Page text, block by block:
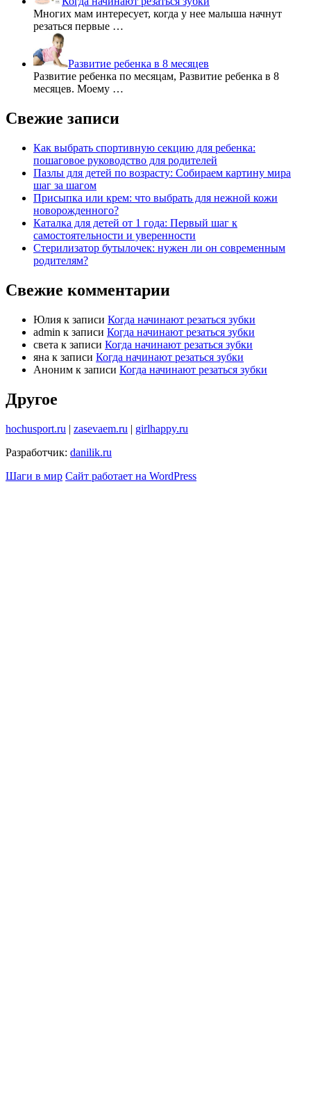
Многих мам интересует, когда у нее малыша начнут
резаться первые …
Развитие ребенка в 8 месяцев
Развитие ребенка по месяцам, Развитие ребенка в 8
месяцев. Моему …
Свежие записи
Как выбрать спортивную секцию для ребенка:
пошаговое руководство для родителей
Пазлы для детей по возрасту: Собираем картину мира
шаг за шагом
Присыпка или крем: что выбрать для нежной кожи
новорожденного?
Каталка для детей от 1 года: Первый шаг к
самостоятельности и уверенности
Стерилизатор бутылочек: нужен ли он современным
родителям?
Свежие комментарии
Юлия к записи Когда начинают резаться зубки
admin к записи Когда начинают резаться зубки
света к записи Когда начинают резаться зубки
яна к записи Когда начинают резаться зубки
Аноним к записи Когда начинают резаться зубки
Другое
hochusport.ru | zasevaem.ru | girlhappy.ru
Разработчик: danilik.ru
Шаги в мир Сайт работает на WordPress